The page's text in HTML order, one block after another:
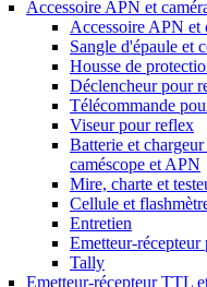
Accessoire APN et
Accessoire APN et
Sangle d'épaule et
Housse de
Déclencheur pour
Télécommande
Viseur pour reflex
Batterie et
caméscope et APN
Mire, charte et
Cellule et
Entretien
Emetteur-récepteur
Tally
Emetteur-récepteur TTL